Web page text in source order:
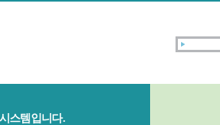
스템입니다.